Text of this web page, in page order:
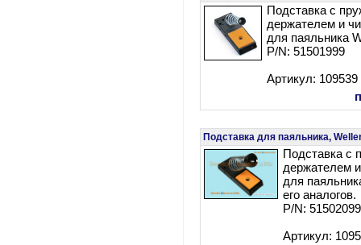
Подставка с
держателем и
для паяльника
P/N: 51501999
Артикул: 109539
Подставка для паяльника,
Подставка с
держателем
для
его аналогов.
P/N: 51502099
Артикул: